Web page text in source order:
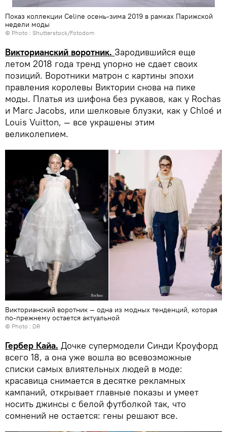
Показ коллекции Celine осень-зима 2019 в рамках Парижской
недели моды
© Photo : Shutterstock/Fotodom
Викторианский воротник. Зародившийся еще
летом 2018 года тренд упорно не сдает своих
позиций. Воротники матрон с картины эпохи
правления королевы Виктории снова на пике
моды. Платья из шифона без рукавов, как у Rochas
и Marc Jacobs, или шелковые блузки, как у Сhloé и
Louis Vuitton, — все украшены этим
великолепием.
Викторианский воротник — одна из модных тенденций, которая
по-прежнему остается актуальной
© Photo : DR
Гербер Кайа. Дочке супермодели Синди Кроуфорд
всего 18, а она уже вошла во всевозможные
списки самых влиятельных людей в моде:
красавица снимается в десятке рекламных
кампаний, открывает главные показы и умеет
носить джинсы с белой футболкой так, что
сомнений не остается: гены решают все.